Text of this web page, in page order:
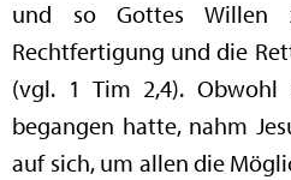
und so Gottes
Rechtfertigung und die
(vgl. 1 Tim 2,4). Obwohl
begangen hatte, nahm
auf sich, um allen die